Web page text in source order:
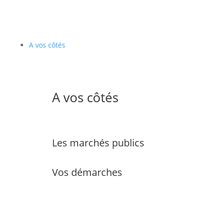
A vos côtés
A vos côtés
Les marchés publics
Vos démarches